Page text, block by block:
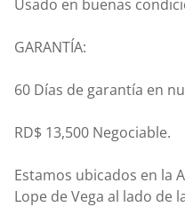
Usado en buenas
GARANTÍA:
60 Días de garantía en
RD$ 13,500 Negociable.
Estamos ubicados en la
Lope de Vega al lado de